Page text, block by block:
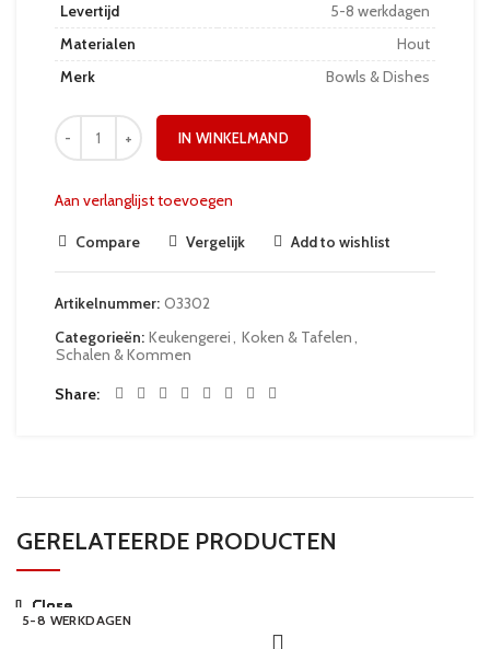
Levertijd
5-8 werkdagen
Materialen
Hout
Merk
Bowls & Dishes
IN WINKELMAND
Aan verlanglijst toevoegen
Compare Vergelijk Add to wishlist
Artikelnummer: O3302
Categorieën: Keukengerei, Koken & Tafelen,
Schalen & Kommen
Share
GERELATEERDE PRODUCTEN
24 UUR
Close
5-8 WERKDAGEN
Close
5-8 WERKDAGEN
Close
5-8 WERKDAGEN
Close
5-8 WERKDAGEN
Close
24 UUR
Close
5-8 WERKDAGEN
Close
5-8 WERKDAGEN
Close